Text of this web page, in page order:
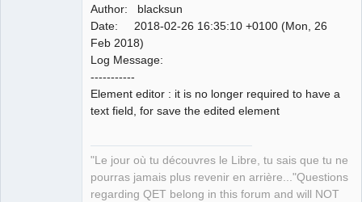
Author: blacksun
Date: 2018-02-26 16:35:10 +0100 (Mon, 26
Feb 2018)
Log Message:
-----------
Element editor : it is no longer required to have a
text field, for save the edited element
"Le jour où tu découvres le Libre, tu sais que tu ne
pourras jamais plus revenir en arrière..."Questions
regarding QET belong in this forum and will NOT